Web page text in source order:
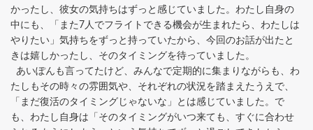
かったし、彼女の気持ちはずっと感じていました。わたし自身の
中にも、「また7人でフライトできる機会が生まれたら、わたしは
やりたい」気持ちをずっと持っていたから、今回のお話が出たと
きは嬉しかったし、そのタイミングを待っていました。
あいぽんも言ってたけど、みんなで定期的に集まりながらも、わ
たしもその時々の雰囲気や、それぞれの状況を踏まえたうえで、
「まだ復活のタイミングじゃないな」とは感じていました。で
も、わたし自身は「そのタイミングがいつ来ても、すぐに合わせ